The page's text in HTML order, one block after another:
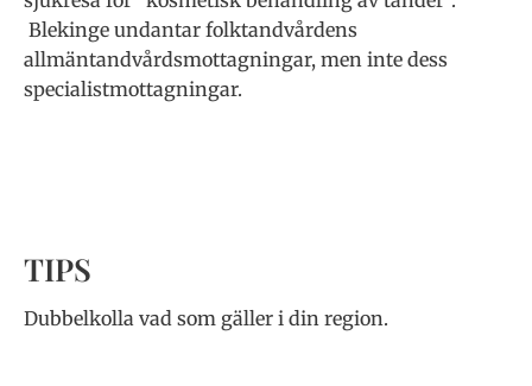
Blekinge undantar folktandvårdens
allmäntandvårdsmottagningar, men inte dess
specialistmottagningar.
TIPS
Dubbelkolla vad som gäller i din region.